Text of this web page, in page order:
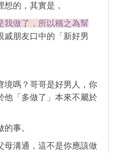
的，其實是，
我做了，所以稱之為幫
戚朋友口中的「新好男
境嗎？哥哥是好男人，你
他「多做了」本來不屬於
事。
母溝通，這不是你應該做